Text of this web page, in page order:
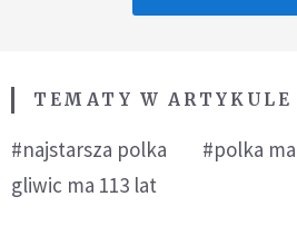
TEMATY W ARTYKULE
#najstarsza polka #polka
gliwic ma 113 lat